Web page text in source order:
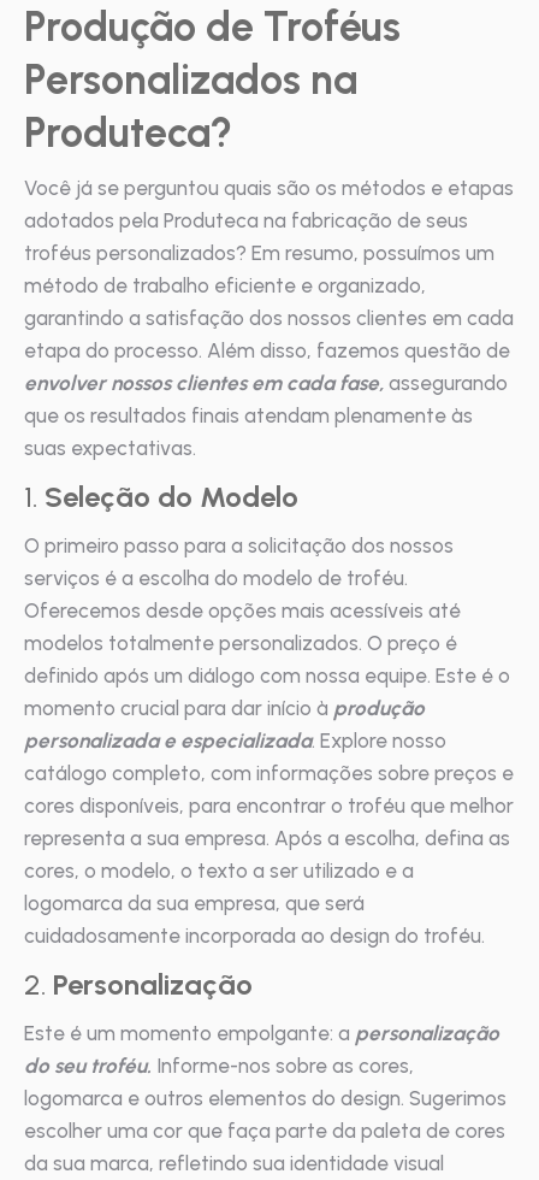
Produção de Troféus
Personalizados na
Produteca?
Você já se perguntou quais são os métodos e etapas
adotados pela Produteca na fabricação de seus
troféus personalizados? Em resumo, possuímos um
método de trabalho eficiente e organizado,
garantindo a satisfação dos nossos clientes em cada
etapa do processo. Além disso, fazemos questão de
envolver nossos clientes em cada fase, assegurando
que os resultados finais atendam plenamente às
suas expectativas.
1. Seleção do Modelo
O primeiro passo para a solicitação dos nossos
serviços é a escolha do modelo de troféu.
Oferecemos desde opções mais acessíveis até
modelos totalmente personalizados. O preço é
definido após um diálogo com nossa equipe. Este é o
momento crucial para dar início à produção
personalizada e especializada. Explore nosso
catálogo completo, com informações sobre preços e
cores disponíveis, para encontrar o troféu que melhor
representa a sua empresa. Após a escolha, defina as
cores, o modelo, o texto a ser utilizado e a
logomarca da sua empresa, que será
cuidadosamente incorporada ao design do troféu.
2. Personalização
Este é um momento empolgante: a personalização
do seu troféu. Informe-nos sobre as cores,
logomarca e outros elementos do design. Sugerimos
escolher uma cor que faça parte da paleta de cores
da sua marca, refletindo sua identidade visual